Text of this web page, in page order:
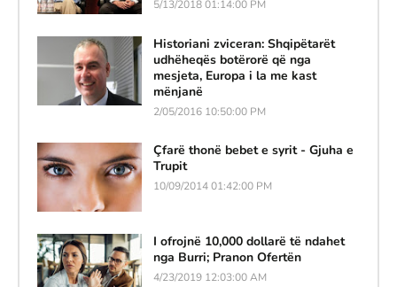
5/13/2018 01:14:00 PM
Historiani zviceran: Shqipëtarët
udhëheqës botërorë që nga
mesjeta, Europa i la me kast
mënjanë
2/05/2016 10:50:00 PM
Çfarë thonë bebet e syrit - Gjuha e
Trupit
10/09/2014 01:42:00 PM
I ofrojnë 10,000 dollarë të ndahet
nga Burri; Pranon Ofertën
4/23/2019 12:03:00 AM